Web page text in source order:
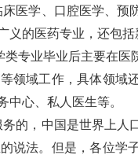
医学、口腔医学、
的医药专业，还包
类专业毕业后主要在
领域工作，具体领域
中心、私人医生等。
的，中国是世界上
说法。但是，各位学